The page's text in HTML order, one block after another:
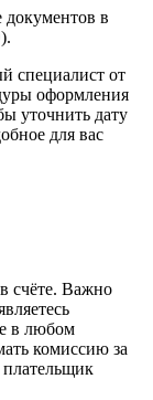
в
специалист от
оформления
уточнить дату
для вас
счёте. Важно
в любом
комиссию за